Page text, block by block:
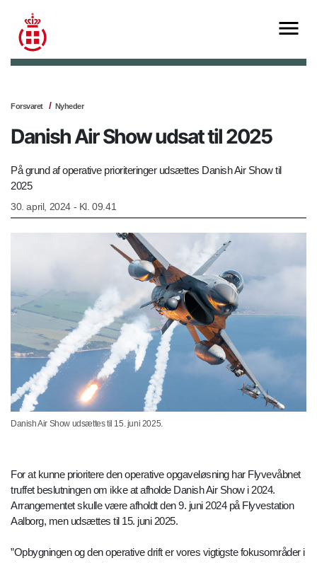
Forsvaret Nyheder
Danish Air Show udsat til 2025
På grund af operative prioriteringer udsættes Danish Air Show til
2025
30. april, 2024 - Kl. 09.41
Danish Air Show udsættes til 15. juni 2025.
For at kunne prioritere den operative opgaveløsning har Flyvevåbnet
truffet beslutningen om ikke at afholde Danish Air Show i 2024.
Arrangementet skulle være afholdt den 9. juni 2024 på Flyvestation
Aalborg, men udsættes til 15. juni 2025.
”Opbygningen og den operative drift er vores vigtigste fokusområder i